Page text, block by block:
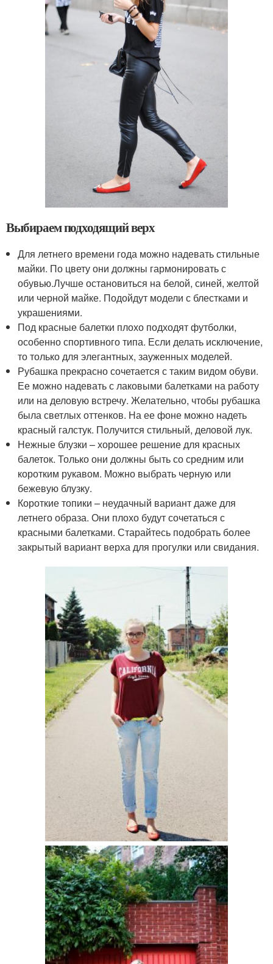
Выбираем подходящий верх
Для летнего времени года можно надевать стильные
майки. По цвету они должны гармонировать с
обувью.Лучше остановиться на белой, синей, желтой
или черной майке. Подойдут модели с блестками и
украшениями.
Под красные балетки плохо подходят футболки,
особенно спортивного типа. Если делать исключение,
то только для элегантных, зауженных моделей.
Рубашка прекрасно сочетается с таким видом обуви.
Ее можно надевать с лаковыми балетками на работу
или на деловую встречу. Желательно, чтобы рубашка
была светлых оттенков. На ее фоне можно надеть
красный галстук. Получится стильный, деловой лук.
Нежные блузки – хорошее решение для красных
балеток. Только они должны быть со средним или
коротким рукавом. Можно выбрать черную или
бежевую блузку.
Короткие топики – неудачный вариант даже для
летнего образа. Они плохо будут сочетаться с
красными балетками. Старайтесь подобрать более
закрытый вариант верха для прогулки или свидания.